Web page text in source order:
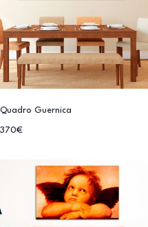
Quadro Guernica
370€